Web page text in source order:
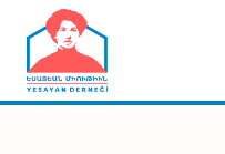
Skip to main content